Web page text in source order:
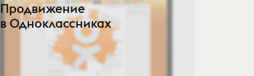
Продвижение
в Одноклассниках